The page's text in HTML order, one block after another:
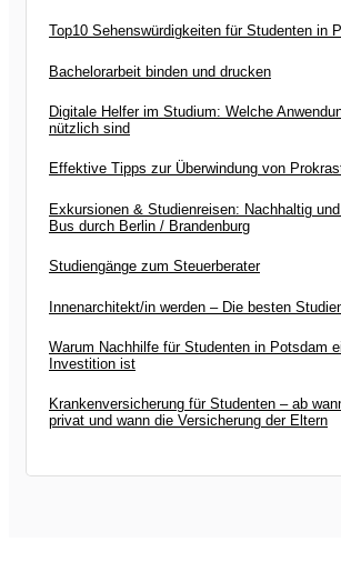
Top10 Sehenswürdigkeiten für Studenten in
Bachelorarbeit binden und drucken
Digitale Helfer im Studium: Welche
nützlich sind
Effektive Tipps zur Überwindung von
Exkursionen & Studienreisen: Nachhaltig
Bus durch Berlin / Brandenburg
Studiengänge zum Steuerberater
Innenarchitekt/in werden – Die besten
Warum Nachhilfe für Studenten in Potsdam
Investition ist
Krankenversicherung für Studenten – ab
privat und wann die Versicherung der Eltern